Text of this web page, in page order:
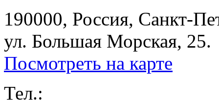
190000, Россия, Санкт-
ул. Большая Морская, 25.
Посмотреть на карте
Тел.: